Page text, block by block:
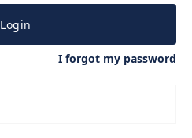
Login
I forgot my password